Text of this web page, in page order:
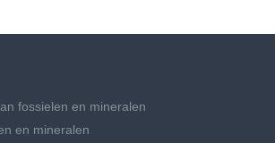
fossielen en mineralen
en mineralen